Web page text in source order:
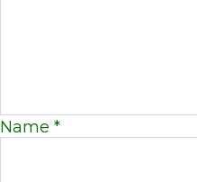
Name *